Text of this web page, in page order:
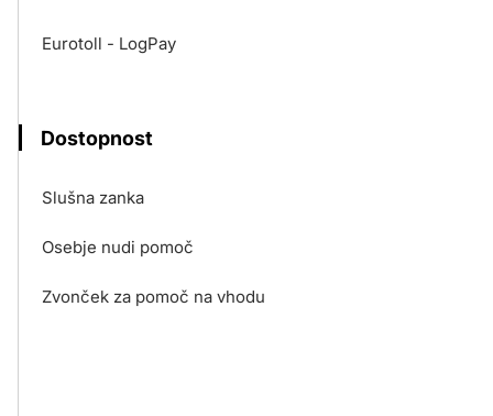
Eurotoll - LogPay
Dostopnost
Slušna zanka
Osebje nudi pomoč
Zvonček za pomoč na vhodu